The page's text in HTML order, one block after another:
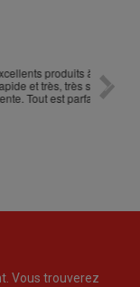
à prix
soignée.
!!!
Vous trouverez